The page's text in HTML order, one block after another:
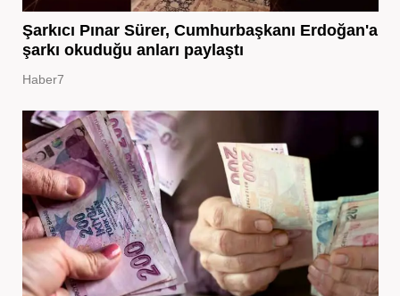
Şarkıcı Pınar Sürer, Cumhurbaşkanı Erdoğan'a
şarkı okuduğu anları paylaştı
Haber7